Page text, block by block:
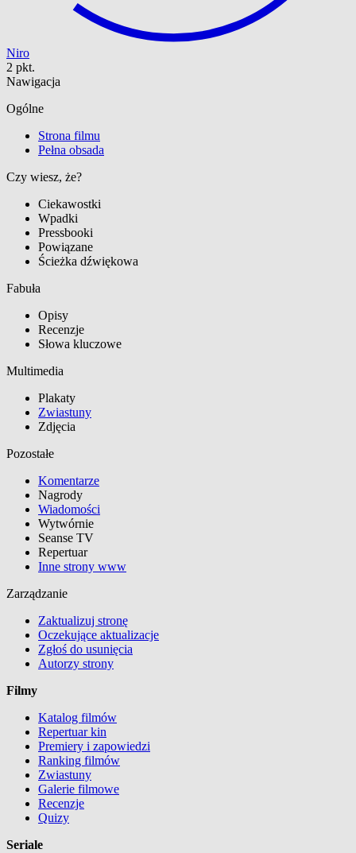
Niro
2 pkt.
Nawigacja
Ogólne
Strona filmu
Pełna obsada
Czy wiesz, że?
Ciekawostki
Wpadki
Pressbooki
Powiązane
Ścieżka dźwiękowa
Fabuła
Opisy
Recenzje
Słowa kluczowe
Multimedia
Plakaty
Zwiastuny
Zdjęcia
Pozostałe
Komentarze
Nagrody
Wiadomości
Wytwórnie
Seanse TV
Repertuar
Inne strony www
Zarządzanie
Zaktualizuj stronę
Oczekujące aktualizacje
Zgłoś do usunięcia
Autorzy strony
Filmy
Katalog filmów
Repertuar kin
Premiery i zapowiedzi
Ranking filmów
Zwiastuny
Galerie filmowe
Recenzje
Quizy
Seriale